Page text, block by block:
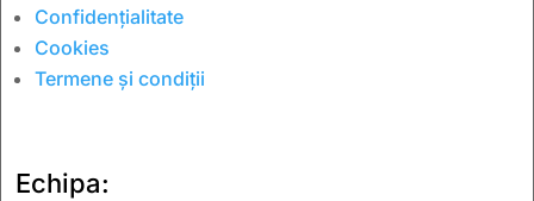
Confidențialitate
Cookies
Termene și condiții
Echipa: